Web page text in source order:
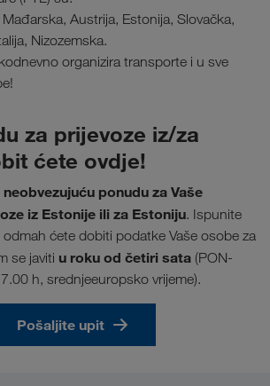
Austrija, Estonija, Slovačka,
Nizozemska.
organizira transporte i u sve
za prijevoze iz/za
ćete ovdje!
neobvezujuću ponudu za Vaše
iz Estonije ili za Estoniju. Ispunite
ćete dobiti podatke Vaše osobe za
se javiti u roku od četiri sata (PON-
h, srednjeeuropsko vrijeme).
Pošaljite upit